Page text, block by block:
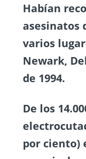
Habían
asesinatos
varios
Newark,
de 1994.
De los
por ciento)